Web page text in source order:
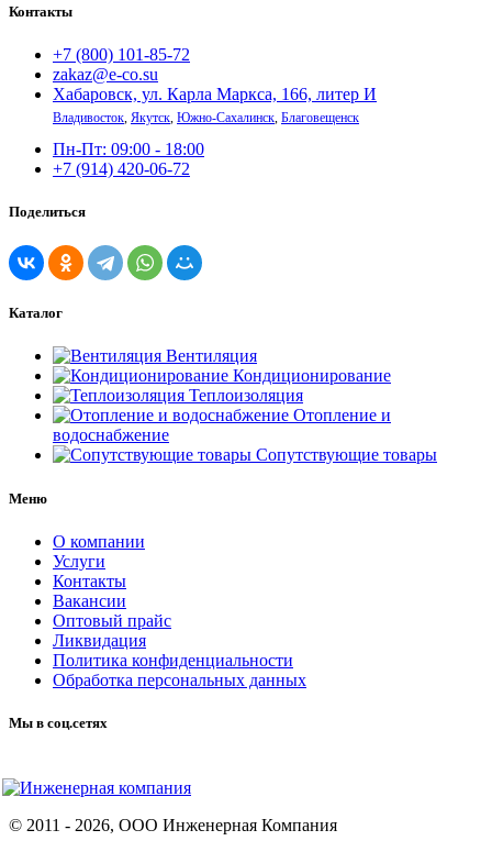
Контакты
+7 (800) 101-85-72
zakaz@e-co.su
Хабаровск, ул. Карла Маркса, 166, литер И
Владивосток Якутск Южно-Сахалинск Благовещенск
Пн-Пт: 09:00 - 18:00
+7 (914) 420-06-72
Поделиться
Каталог
Вентиляция
Кондиционирование
Теплоизоляция
Отопление и
водоснабжение
Сопутствующие товары
Меню
О компании
Услуги
Контакты
Вакансии
Оптовый прайс
Ликвидация
Политика конфиденциальности
Обработка персональных данных
Мы в соц.сетях
© 2011 - 2026, ООО Инженерная Компания